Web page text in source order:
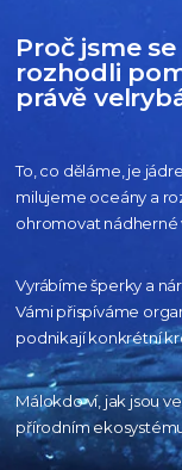
Proč jsme
rozhodli
právě
To, co děláme, je
milujeme oceány a
ohromovat nádherné
Vyrábíme šperky a
Vámi přispíváme
podnikají konkrétní
Málokdo ví, jak jsou
přírodním